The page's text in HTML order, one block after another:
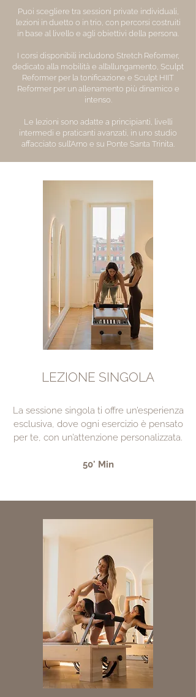
Puoi scegliere tra sessioni private individuali,
lezioni in duetto o in trio, con percorsi costruiti
in base al livello e agli obiettivi della persona.
I corsi disponibili includono Stretch Reformer,
dedicato alla mobilità e all’allungamento, Sculpt
Reformer per la tonificazione e Sculpt HIIT
Reformer per un allenamento più dinamico e
intenso.
Le lezioni sono adatte a principianti, livelli
intermedi e praticanti avanzati, in uno studio
affacciato sull’Arno e su Ponte Santa Trinita.
LEZIONE SINGOLA
La sessione singola ti offre un’esperienza
esclusiva, dove ogni esercizio è pensato
per te, con un’attenzione personalizzata.
50' Min